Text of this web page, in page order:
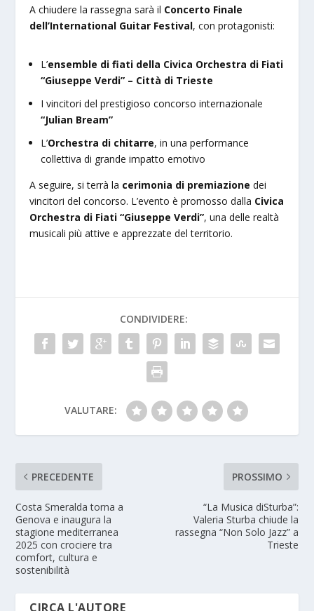
A chiudere la rassegna sarà il Concerto Finale
dell’International Guitar Festival, con protagonisti:
L’ensemble di fiati della Civica Orchestra di Fiati
“Giuseppe Verdi” – Città di Trieste
I vincitori del prestigioso concorso internazionale
“Julian Bream”
L’Orchestra di chitarre, in una performance
collettiva di grande impatto emotivo
A seguire, si terrà la cerimonia di premiazione dei
vincitori del concorso. L’evento è promosso dalla Civica
Orchestra di Fiati “Giuseppe Verdi”, una delle realtà
musicali più attive e apprezzate del territorio.
CONDIVIDERE:
VALUTARE:
PRECEDENTE
Costa Smeralda torna a
Genova e inaugura la
stagione mediterranea
2025 con crociere tra
comfort, cultura e
sostenibilità
PROSSIMO
“La Musica diSturba”:
Valeria Sturba chiude la
rassegna “Non Solo Jazz” a
Trieste
CIRCA L'AUTORE